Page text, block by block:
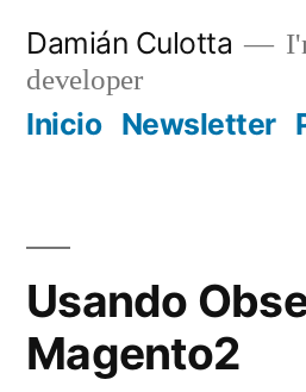
contenido
Damián Culotta
developer
Inicio Newsletter
Usando
Magento2